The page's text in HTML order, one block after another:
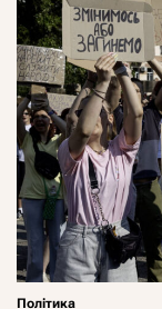
Політика